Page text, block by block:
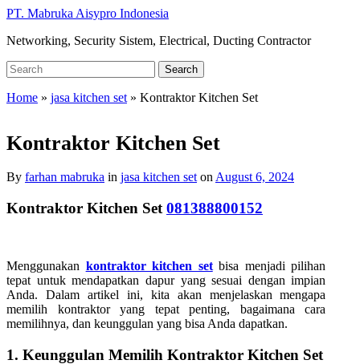
Skip
main
PT. Mabruka Aisypro Indonesia
Networking, Security Sistem, Electrical, Ducting Contractor
Search
for:
Search
Home » jasa kitchen set » Kontraktor Kitchen Set
Kontraktor Kitchen Set
By farhan mabruka in jasa kitchen set on August 6, 2024
Kontraktor Kitchen Set 081388800152
Menggunakan kontraktor kitchen setbisa menjadi pilihan
tepat untuk mendapatkan dapur yang sesuai dengan impian
Anda. Dalam artikel ini, kita akan menjelaskan mengapa
memilih kontraktor yang tepat penting, bagaimana cara
memilihnya, dan keunggulan yang bisa Anda dapatkan.
1. Keunggulan Memilih Kontraktor Kitchen Set